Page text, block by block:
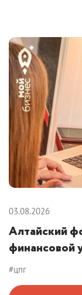
03.08.2026
Алтайский
финансовой
#цпг